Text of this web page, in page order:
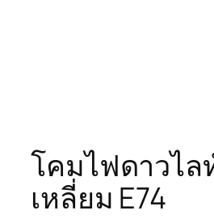
โคมไฟดาวไ
เหลี่ยม E74